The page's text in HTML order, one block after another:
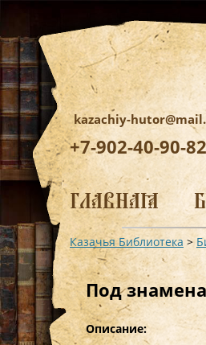
kazachiy-
+7-902-40-90-
Перейти
к
содержимому
ГЛАВНАЯ
Казачья Библиотека >
Под
Описание: